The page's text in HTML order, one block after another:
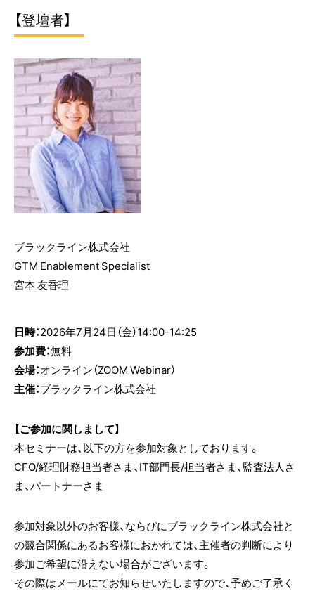
【登壇者】
ブラックライン株式会社
GTM Enablement Specialist
宮本友香理
日時：2026年7月24日（金）14:00-14:25
参加費：無料
会場：オンライン（ZOOM Webinar）
主催：ブラックライン株式会社
【ご参加に関しまして】
本セミナーは、以下の方を参加対象としております。
CFO/経理財務担当者さま、IT部門長/担当者さま、監査法人さ
ま、パートナーさま
参加対象以外のお客様、ならびにブラックライン株式会社と
の競合関係にあるお客様におかれては、主催者の判断により
参加ご希望に沿えない場合がございます。
その際はメールにてお知らせいたしますので、予めご了承く